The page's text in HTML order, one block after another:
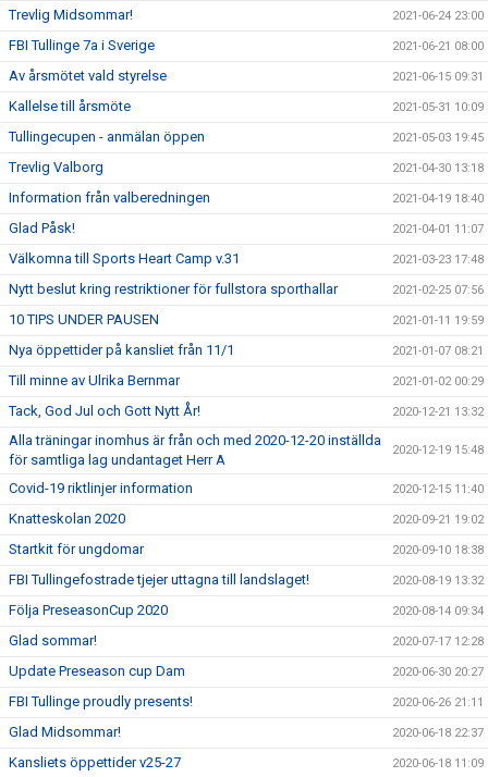
Trevlig Midsommar! 2021-06-24 23:00
FBI Tullinge 7a i Sverige 2021-06-21 08:00
Av årsmötet vald styrelse 2021-06-15 09:31
Kallelse till årsmöte 2021-05-31 10:09
Tullingecupen - anmälan öppen 2021-05-03 19:45
Trevlig Valborg 2021-04-30 13:18
Information från valberedningen 2021-04-19 18:40
Glad Påsk! 2021-04-01 11:07
Välkomna till Sports Heart Camp v.31 2021-03-23 17:48
Nytt beslut kring restriktioner för fullstora sporthallar 2021-02-25 07:56
10 TIPS UNDER PAUSEN 2021-01-11 19:59
Nya öppettider på kansliet från 11/1 2021-01-07 08:21
Till minne av Ulrika Bernmar 2021-01-02 00:29
Tack, God Jul och Gott Nytt År! 2020-12-21 13:32
Alla träningar inomhus är från och med 2020-12-20 inställda
för samtliga lag undantaget Herr A
2020-12-19 15:48
Covid-19 riktlinjer information 2020-12-15 11:40
Knatteskolan 2020 2020-09-21 19:02
Startkit för ungdomar 2020-09-10 18:38
FBI Tullingefostrade tjejer uttagna till landslaget! 2020-08-19 13:32
Följa PreseasonCup 2020 2020-08-14 09:34
Glad sommar! 2020-07-17 12:28
Update Preseason cup Dam 2020-06-30 20:27
FBI Tullinge proudly presents! 2020-06-26 21:11
Glad Midsommar! 2020-06-18 22:37
Kansliets öppettider v25-27 2020-06-18 11:09